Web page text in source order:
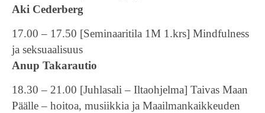
Aki Cederberg
17.00 – 17.50 [Seminaaritila 1M 1.krs] Mindfulness
ja seksuaalisuus
Anup Takarautio
18.30 – 21.00 [Juhlasali – Iltaohjelma] Taivas Maan
Päälle – hoitoa, musiikkia ja Maailmankaikkeuden